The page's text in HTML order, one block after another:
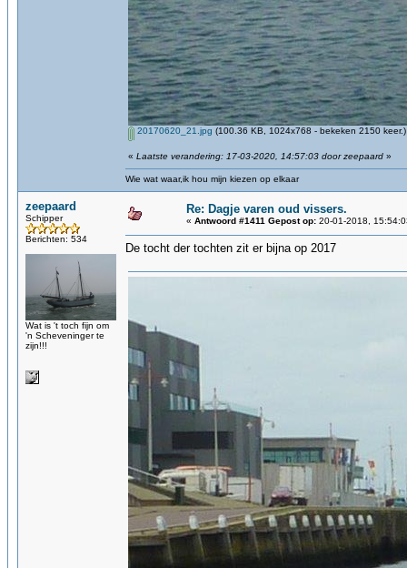
20170620_21.jpg (100.36 KB, 1024x768 - bekeken 2150 keer.)
« Laatste verandering: 17-03-2020, 14:57:03 door zeepaard »
Wie wat waar,ik hou mijn kiezen op elkaar
zeepaard
Schipper
Berichten: 534
Wat is 't toch fijn om
'n Scheveninger te
zijn!!!
Re: Dagje varen oud vissers.
« Antwoord #1411 Gepost op: 20-01-2018,
De tocht der tochten zit er bijna op 2017